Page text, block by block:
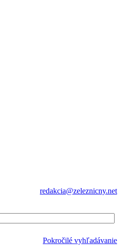
redakcia@zeleznicny.net
Pokročilé vyhľadávanie